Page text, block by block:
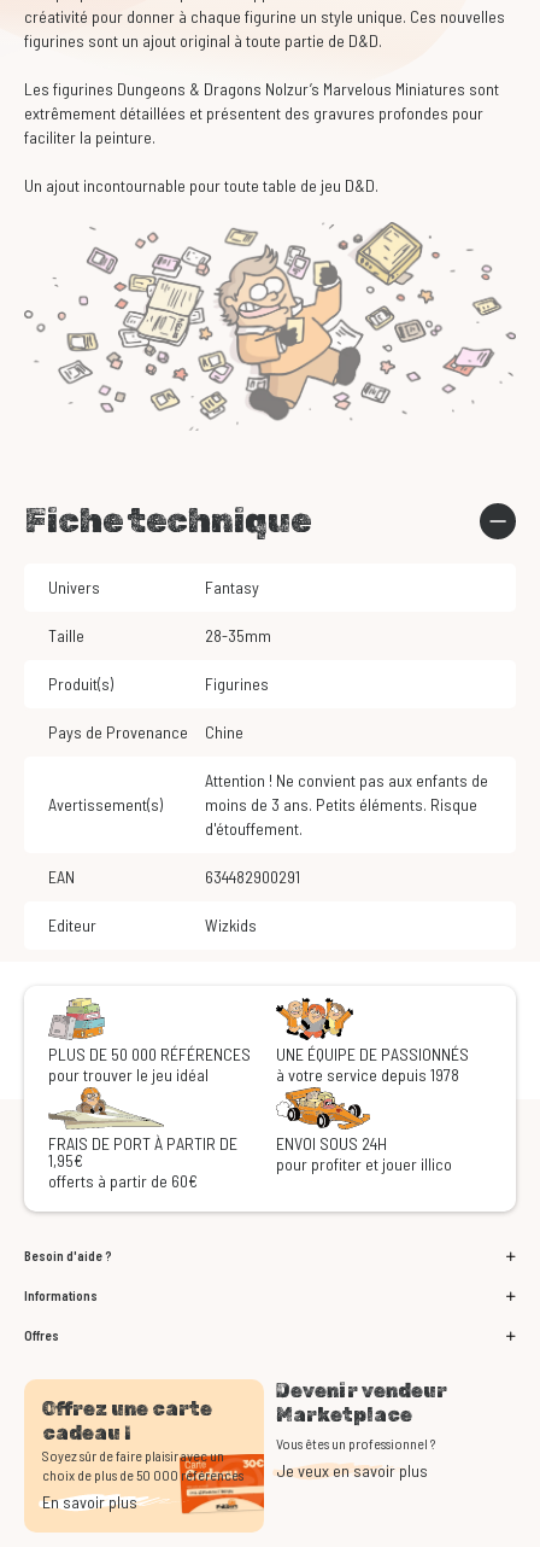
créativité pour donner à chaque figurine un style unique. Ces nouvelles
figurines sont un ajout original à toute partie de D&D.
Les figurines Dungeons & Dragons Nolzur’s Marvelous Miniatures sont
extrêmement détaillées et présentent des gravures profondes pour
faciliter la peinture.
Un ajout incontournable pour toute table de jeu D&D.
Fiche technique
Univers Fantasy
Taille 28-35mm
Produit(s) Figurines
Pays de Provenance Chine
Avertissement(s)
Attention ! Ne convient pas aux enfants de
moins de 3 ans. Petits éléments. Risque
d'étouffement.
EAN 634482900291
Editeur Wizkids
PLUS DE 50 000 RÉFÉRENCES
pour trouver le jeu idéal
UNE ÉQUIPE DE PASSIONNÉS
à votre service depuis 1978
FRAIS DE PORT À PARTIR DE
1,95€
offerts à partir de 60€
ENVOI SOUS 24H
pour profiter et jouer illico
Besoin d'aide ?
Informations
Offres
Offrez une carte
cadeau !
Soyez sûr de faire plaisir avec un
choix de plus de 50 000 références
En savoir plus
Devenir vendeur
Marketplace
Vous êtes un professionnel ?
Je veux en savoir plus